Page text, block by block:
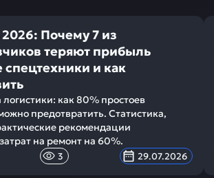
Почему 7 из
теряют прибыль
спецтехники и как
как 80% простоев
предотвратить. Статистика,
рекомендации
на ремонт на 60%.
3 29.07.2026